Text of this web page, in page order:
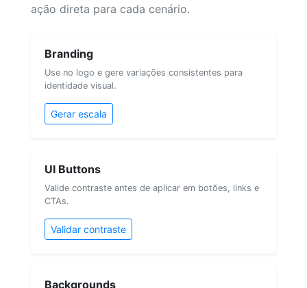
ação direta para cada cenário.
Branding
Use no logo e gere variações consistentes para
identidade visual.
Gerar escala
UI Buttons
Valide contraste antes de aplicar em botões, links e
CTAs.
Validar contraste
Backgrounds